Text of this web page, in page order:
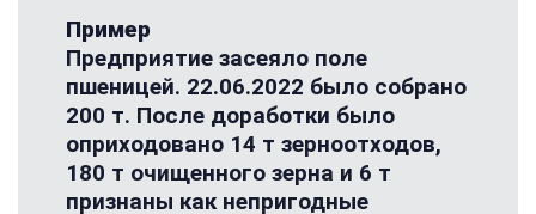
Пример
Предприятие засеяло поле
пшеницей. 22.06.2022 было собрано
200 т. После доработки было
оприходовано 14 т зерноотходов,
180 т очищенного зерна и 6 т
признаны как непригодные